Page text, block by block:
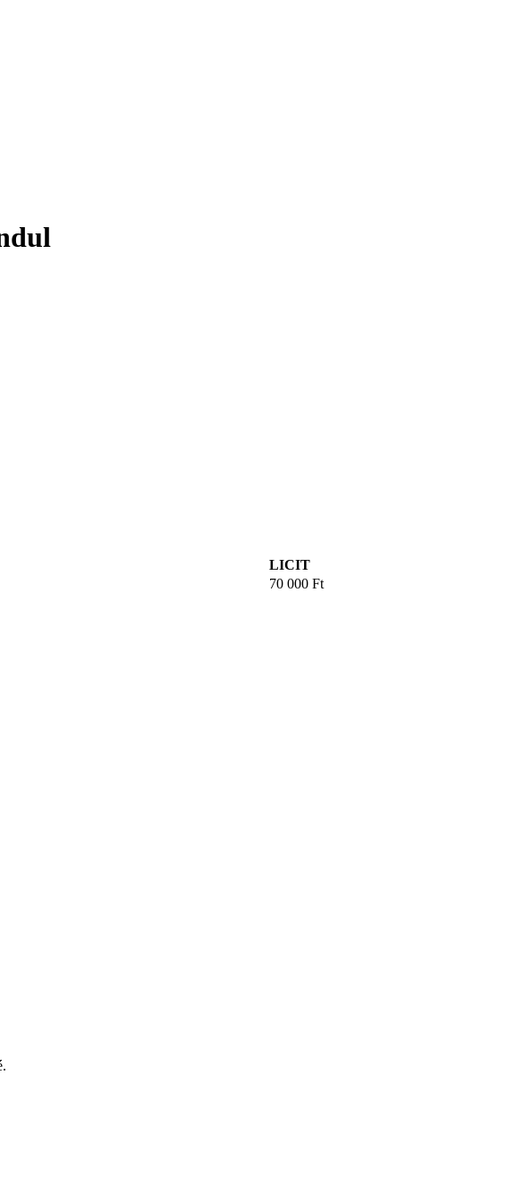
LICIT
70 000 Ft